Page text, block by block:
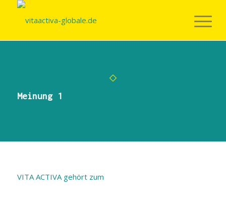
Meinung 1
VITA ACTIVA gehört zum